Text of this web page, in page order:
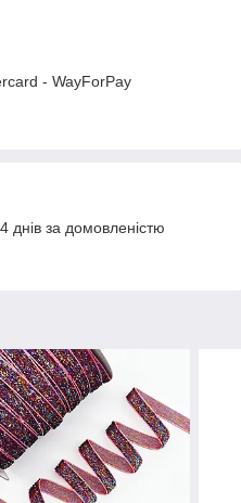
- WayForPay
днів за домовленістю